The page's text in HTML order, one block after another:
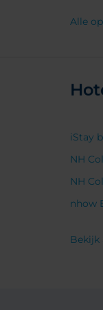
Alle
iStay
NH
NH
nhow
Bekijk